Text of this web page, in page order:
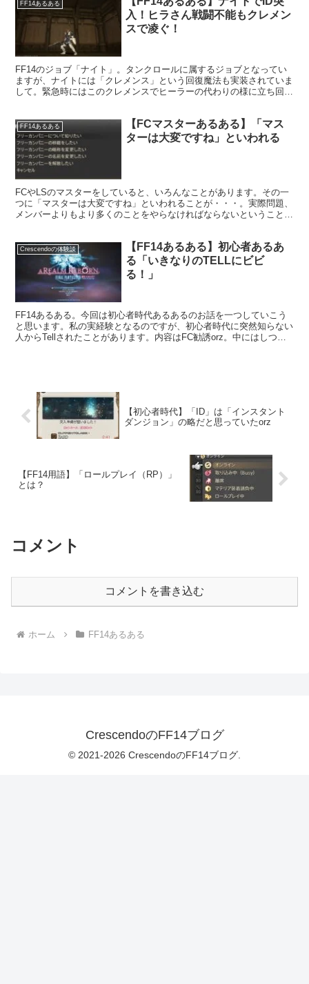
FF14あるある
入！ヒラさん戦闘不能もクレメン
スで凌ぐ！
FF14のジョブ「ナイト」。タンクロールに属するジョブとなってい
ますが、ナイトには「クレメンス」という回復魔法も実装されていま
して。緊急時にはこのクレメンスでヒーラーの代わりの様に立ち回る
FF14あるある
【FCマスターあるある】「マス
ターは大変ですね」といわれる
FCやLSのマスターをしていると、いろんなことがあります。その一
つに「マスターは大変ですね」といわれることが・・・。実際問題、
メンバーよりもより多くのことをやらなければならないということは
Crescendoの体験談
【FF14あるある】初心者あるあ
る「いきなりのTELLにビビ
る！」
FF14あるある。今回は初心者時代あるあるのお話を一つしていこう
と思います。私の実経験となるのですが、初心者時代に突然知らない
人からTellされたことがあります。内容はFC勧誘orz。中にはしつこ
【初心者時代】「ID」は「インスタント
ダンジョン」の略だと思っていたorz
【FF14用語】「ロールプレイ（RP）」
とは？
コメント
コメントを書き込む
ホーム FF14あるある
CrescendoのFF14ブログ
© 2021-2026 CrescendoのFF14ブログ.